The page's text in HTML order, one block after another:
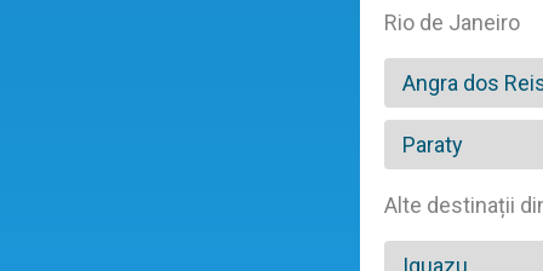
Rio de Janeiro
Angra dos
Paraty
Alte destinații